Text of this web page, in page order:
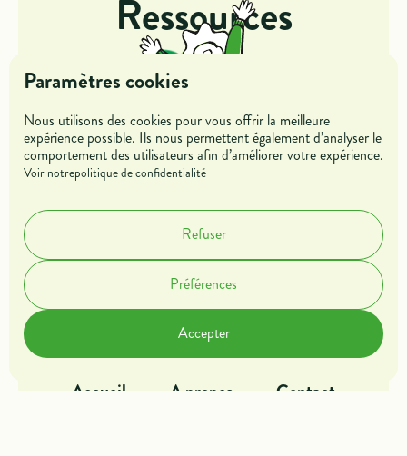
Ressources
Jeunes
Entreprises
Mentors &
Parrains
Offres de missions
Rejoindre l'association
Accueil
A propos Contact
Paramètres cookies
Nous utilisons des cookies pour vous offrir la meilleure
expérience possible. Ils nous permettent également d’analyser le
comportement des utilisateurs afin d’améliorer votre expérience.
Voir notrepolitique de confidentialité
Refuser
Préférences
Accepter
Fonctionnalités